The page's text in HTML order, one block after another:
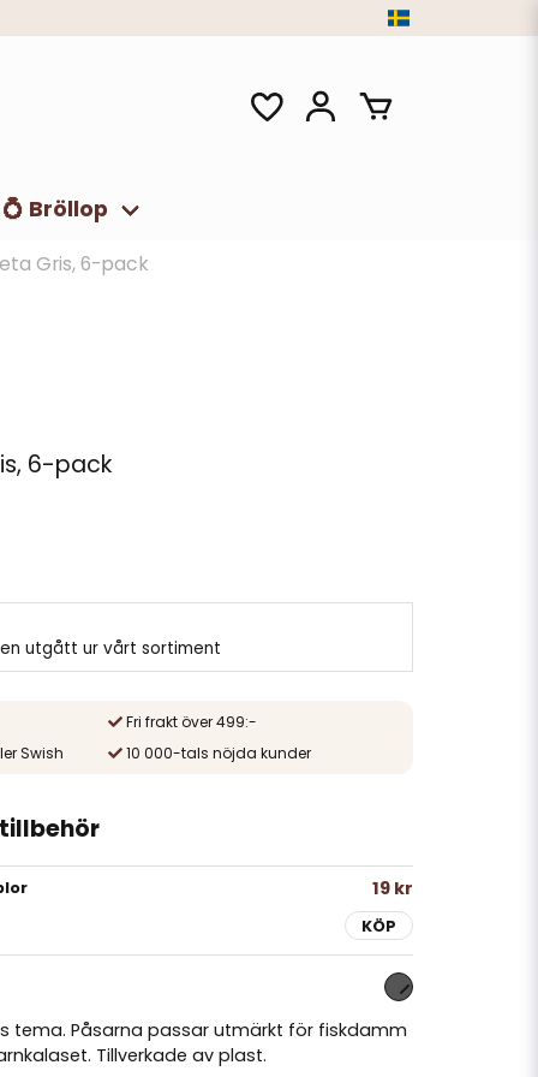
💍 Bröllop
Gris, 6-pack
6-pack
utgått ur vårt sortiment
Fri frakt över 499:-
Swish
10 000-tals nöjda kunder
19 kr
KÖP
tema. Påsarna passar utmärkt för fiskdamm
Tillverkade av plast.